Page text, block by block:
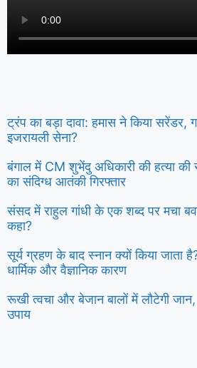
ट्रंप का बड़ा दावा: हमास ने किया सरेंडर,
इजरायली सेना?
बंगाल में CM शुभेंदु अधिकारी की हत्या
का संदिग्ध आतंकी गिरफ्तार
संसद में राहुल गांधी के एक शब्द पर मचा
कहा?
सूर्य ग्रहण के बाद स्नान क्यों किया जाता
धार्मिक और वैज्ञानिक कारण
रूखी त्वचा और बेजान बालों में लौटेगी
उपाय